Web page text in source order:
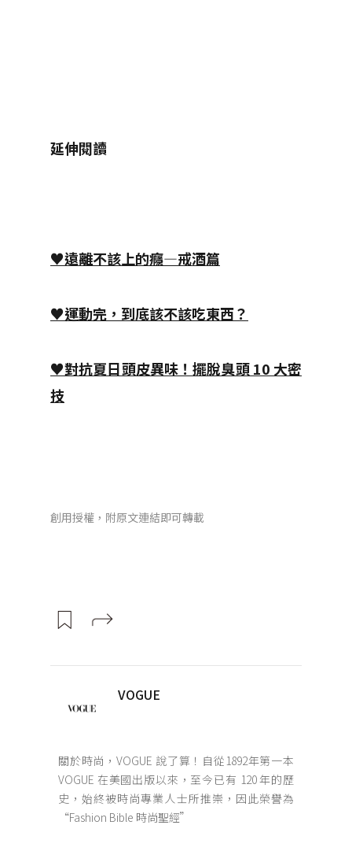
延伸閱讀
♥遠離不該上的癮—戒酒篇
♥運動完，到底該不該吃東西？
♥對抗夏日頭皮異味！擺脫臭頭 10 大密
技
創用授權，附原文連結即可轉載
VOGUE
關於時尚，VOGUE 說了算！自從1892年第一本
VOGUE 在美國出版以來，至今已有 120 年的歷
史，始終被時尚專業人士所推崇，因此榮譽為
“Fashion Bible 時尚聖經”